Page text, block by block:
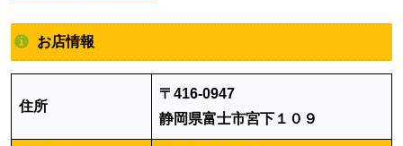
お店情報
住所
〒416-0947
静岡県富士市宮下１０９